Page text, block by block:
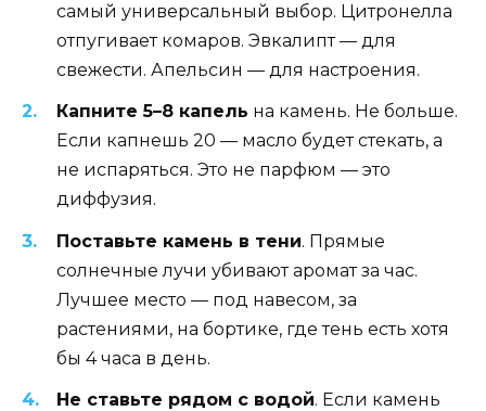
самый универсальный выбор. Цитронелла
отпугивает комаров. Эвкалипт — для
свежести. Апельсин — для настроения.
Капните 5–8 капель на камень. Не больше.
Если капнешь 20 — масло будет стекать, а
не испаряться. Это не парфюм — это
диффузия.
Поставьте камень в тени. Прямые
солнечные лучи убивают аромат за час.
Лучшее место — под навесом, за
растениями, на бортике, где тень есть хотя
бы 4 часа в день.
Не ставьте рядом с водой. Если камень